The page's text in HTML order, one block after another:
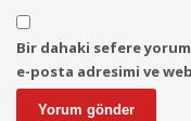
Bir dahaki sefere yorum
e-posta adresimi ve